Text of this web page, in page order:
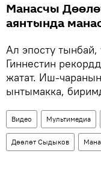
Манасчы
аянтында
Ал эпосту тынбай,
Гиннестин
жатат. Иш-
ынтымакка,
Видео Мультимедиа
Дөөлөт Сыдыков